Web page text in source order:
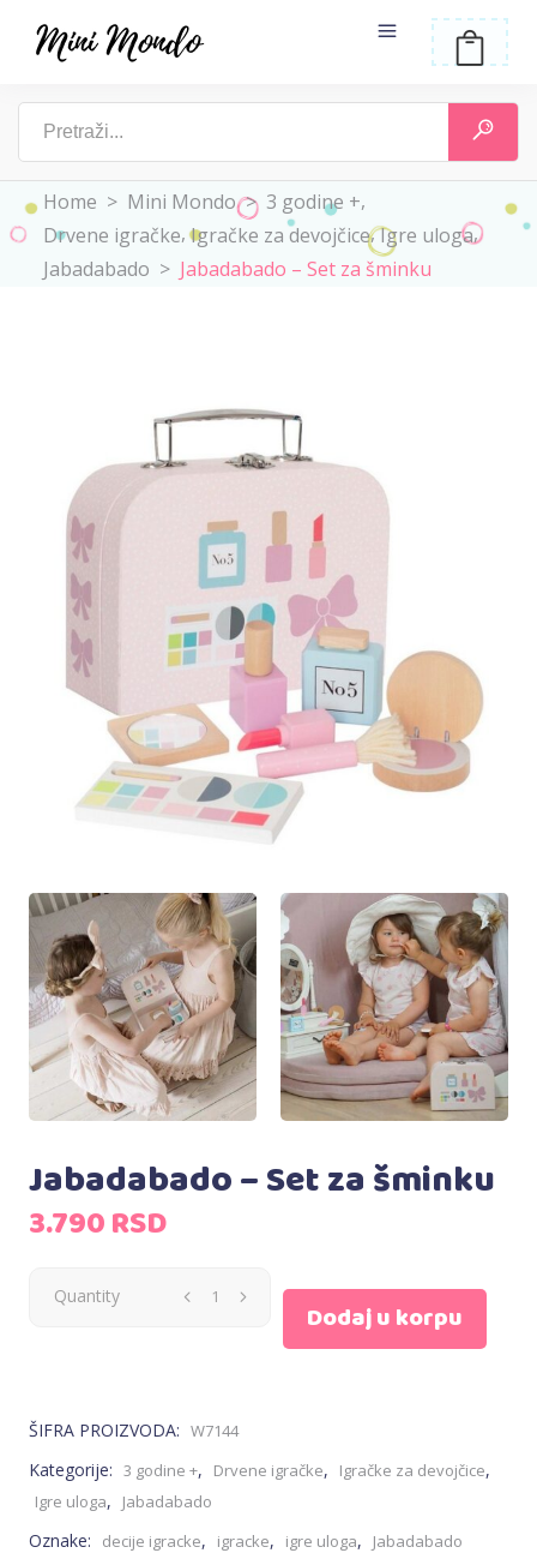
Home > Mini Mondo> 3 godine +,
Drvene igračke,Igračke za devojčice,Igre uloga,
Jabadabado > Jabadabado – Set za šminku
Jabadabado – Set za šminku
3.790RSD
Jabadabado
šminku
Quantity
Dodaj u korpu
ŠIFRA PROIZVODA: W7144
Kategorije: 3 godine +, Drvene igračke, Igračke za devojčice,
Igre uloga, Jabadabado
Oznake: decije igracke, igracke, igre uloga, Jabadabado